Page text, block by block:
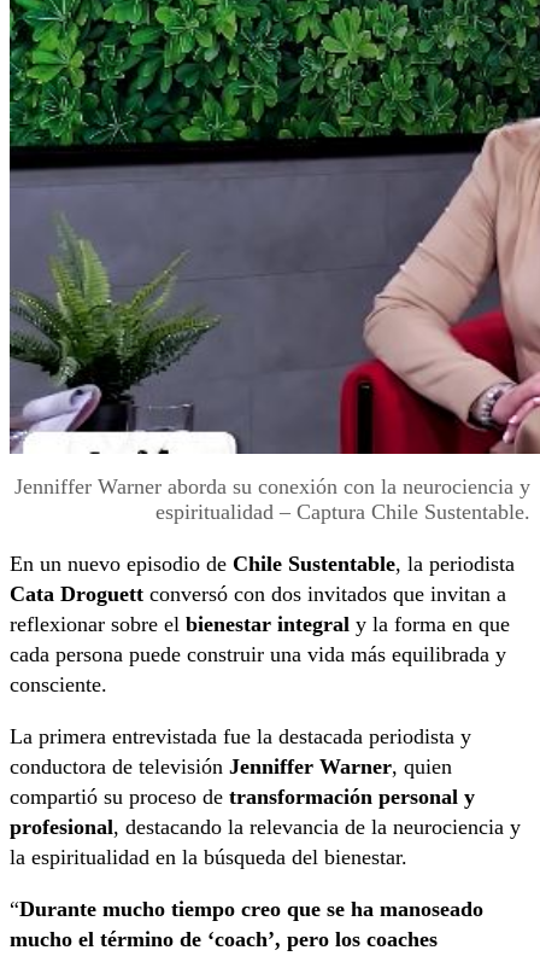
Jenniffer Warner aborda su conexión con la neurociencia y
espiritualidad – Captura Chile Sustentable.
En un nuevo episodio de Chile Sustentable, la periodista
Cata Droguett conversó con dos invitados que invitan a
reflexionar sobre el bienestar integral y la forma en que
cada persona puede construir una vida más equilibrada y
consciente.
La primera entrevistada fue la destacada periodista y
conductora de televisión Jenniffer Warner, quien
compartió su proceso de transformación personal y
profesional, destacando la relevancia de la neurociencia y
la espiritualidad en la búsqueda del bienestar.
“Durante mucho tiempo creo que se ha manoseado
mucho el término de ‘coach’, pero los coaches